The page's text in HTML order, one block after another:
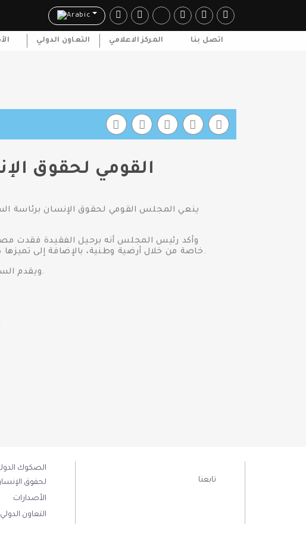
Arabic
التعاون الدولي المركز الاعلامي اتصل بنا
"القومي لحقوق
ينعي المجلس القومي لحقوق الإنسان برئاسة
وأكد رئيس المجلس أنه برحيل الفقيدة فقدت
خاصة من خلال أرضية وطنية، بالإضافة إلى تميزها كإحدى الكاتبات والروائيات المصريات تركت رصيداً من الأعمال الإبداعية تستفيد منها الأجيال الآتية.
ويقدم السيد محمد فايق خالص تعازيه ومواساته لأسرتها وتلاميذها.
الصكوك
لحقوق
الأصدارات
التعاون الدولي
تابعنا